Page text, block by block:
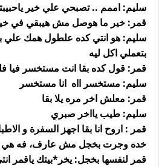
سليم: اممم .. تصبحي علي خير
قمر: خير ما هوصل مش هيبقي في
سليم: هو انتي كده علطول همك
بتعملي اكل ليه
قمر: قول كده بقا انت مستخسر فيا
سليم: مستخسر ااه انا مستخسر
قمر: معلش اخر مره يلا بقا
سليم: طيب يااخر صبري
قمر : اروح انا بقا اجهز السفرة و
خده وجرت بخجل مش عارف، فه هي
قمر لنفسها بخجل: يخر*بيتك ياقمر